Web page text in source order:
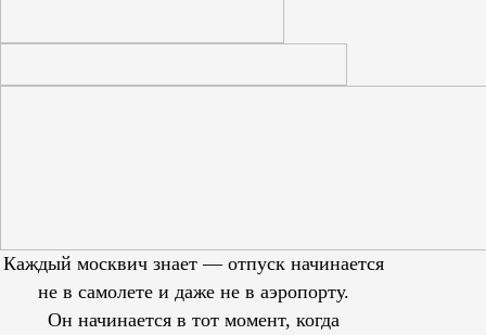
Каждый москвич знает — отпуск начинается
не в самолете и даже не в аэропорту.
Он начинается в тот момент, когда